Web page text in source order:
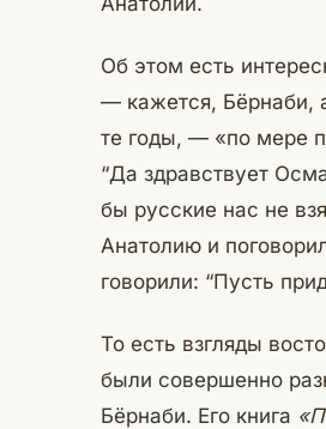
Об этом есть
— кажется, Бёрнаби,
те годы, — «по мере
“Да здравствует
бы русские нас не
Анатолию и
говорили: “Пусть
То есть взгляды
были совершенно
Бёрнаби. Его книга